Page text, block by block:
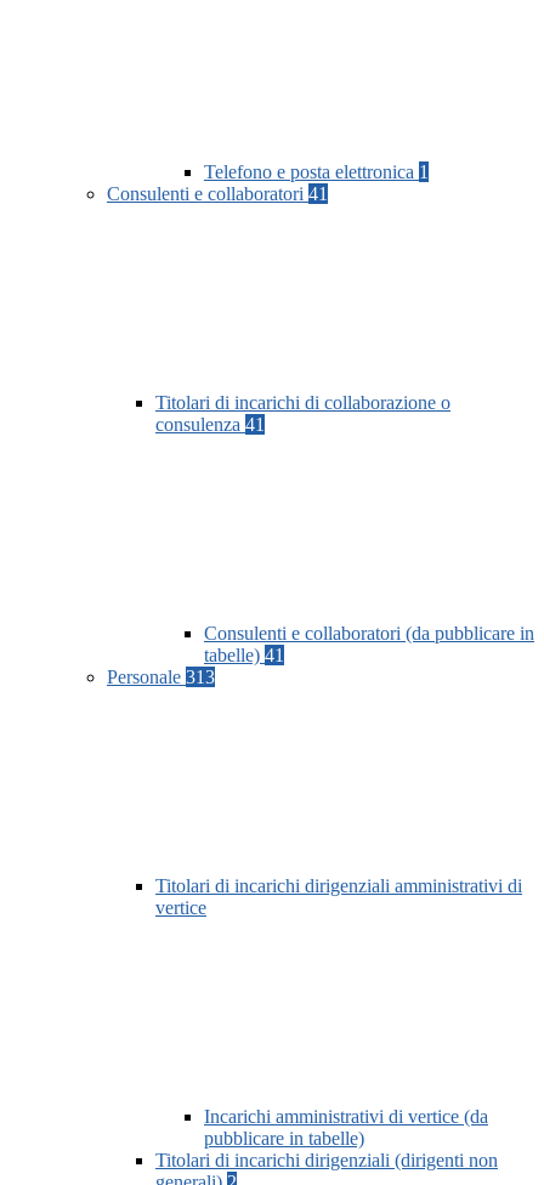
Telefono e posta elettronica 1
Consulenti e collaboratori 41
Titolari di incarichi di collaborazione o
consulenza 41
Consulenti e collaboratori (da pubblicare in
tabelle) 41
Personale 313
Titolari di incarichi dirigenziali amministrativi di
vertice
Incarichi amministrativi di vertice (da
pubblicare in tabelle)
Titolari di incarichi dirigenziali (dirigenti non